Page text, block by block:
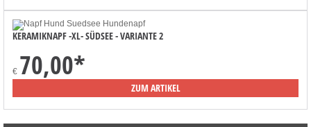
KERAMIKNAPF -XL- SÜDSEE - VARIANTE 2
€ 70,00*
ZUM ARTIKEL